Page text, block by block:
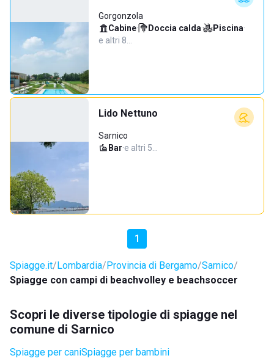
Gorgonzola
Cabine· Doccia calda· Piscina·
e altri 8…
Lido Nettuno
Sarnico
Bar·e altri 5…
1
Spiagge.it Lombardia Provincia di Bergamo Sarnico
Spiagge con campi di beachvolley e beachsoccer
Scopri le diverse tipologie di spiagge nel
comune di Sarnico
Spiagge per caniSpiagge per bambini